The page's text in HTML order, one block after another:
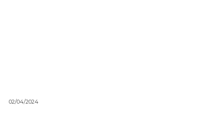
02/04/2024